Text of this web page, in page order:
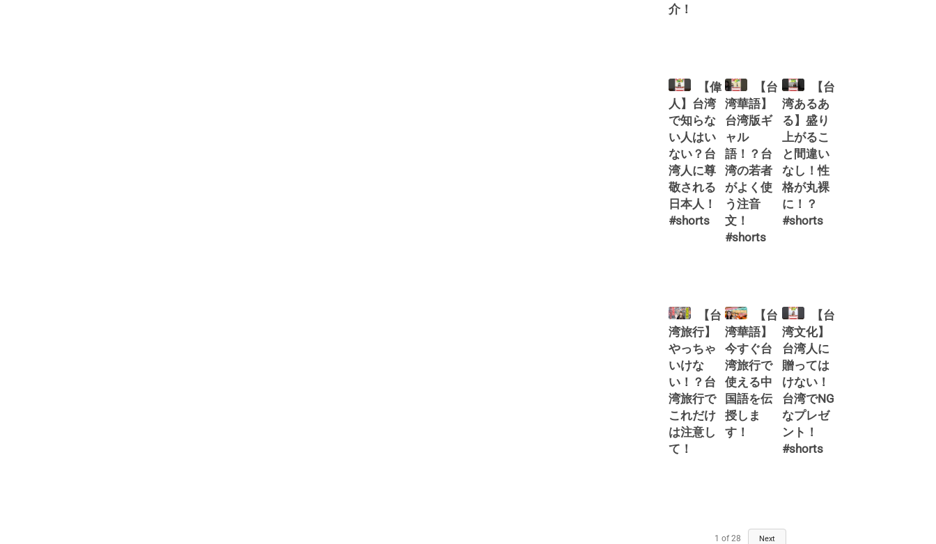
介！
【偉
人】台湾
で知らな
い人はい
ない？台
湾人に尊
敬される
日本人！
#shorts
【台
湾華語】
台湾版ギ
ャル
語！？台
湾の若者
がよく使
う注音
文！
#shorts
【台
湾あるあ
る】盛り
上がるこ
と間違い
なし！性
格が丸裸
に！？
#shorts
【台
湾旅行】
やっちゃ
いけな
い！？台
湾旅行で
これだけ
は注意し
て！
【台
湾華語】
今すぐ台
湾旅行で
使える中
国語を伝
授しま
す！
【台
湾文化】
台湾人に
贈っては
けない！
台湾でNG
なプレゼ
ント！
#shorts
1 of 28 Next